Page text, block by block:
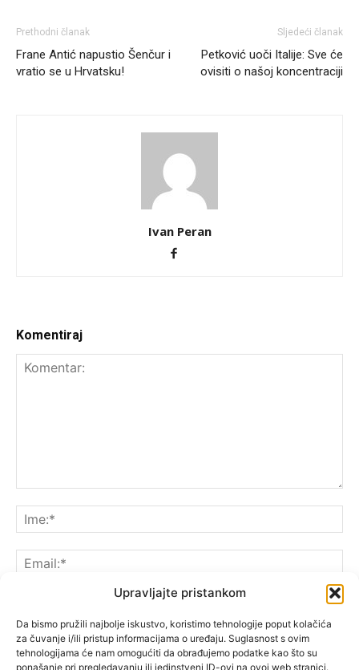
Upravljajte pristankom
Da bismo pružili najbolje iskustvo, koristimo tehnologije poput kolačića
za čuvanje i/ili pristup informacijama o uređaju. Suglasnost s ovim
tehnologijama će nam omogućiti da obrađujemo podatke kao što su
ponašanje pri pregledavanju ili jedinstveni ID-ovi na ovoj web stranici.
Prethodni članak
Frane Antić napustio Šenčur i
vratio se u Hrvatsku!
Sljedeći članak
Petković uoči Italije: Sve će
ovisiti o našoj koncentraciji
Ivan Peran
Komentiraj
Spremite moje ime, e-poštu i web-lokaciju u ovom
pregledniku sljedeći put kada komentarirate.